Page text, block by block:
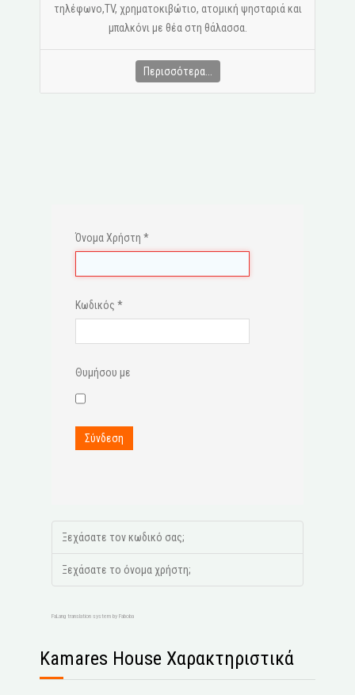
τηλέφωνο,ΤV, χρηματοκιβώτιο, ατομική ψησταριά και
μπαλκόνι με θέα στη θάλασσα.
Περισσότερα...
Όνομα Χρήστη *
Κωδικός *
Θυμήσου με
Σύνδεση
Ξεχάσατε τον κωδικό σας;
Ξεχάσατε το όνομα χρήστη;
FaLang translation system by Faboba
Kamares House Χαρακτηριστικά